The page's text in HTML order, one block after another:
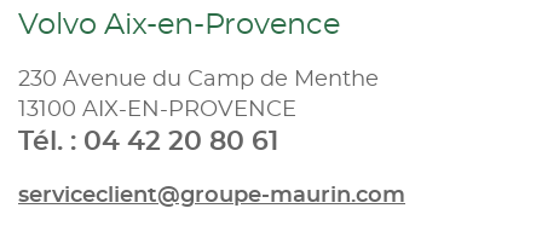
Volvo Aix-en-Provence
230 Avenue du Camp de Menthe
13100 AIX-EN-PROVENCE
Tél. : 04 42 20 80 61
serviceclient@groupe-maurin.com